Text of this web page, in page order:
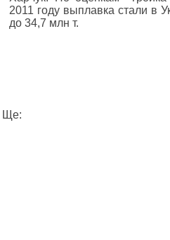
2011 году выплавка стали в
до 34,7 млн т.
Ще: